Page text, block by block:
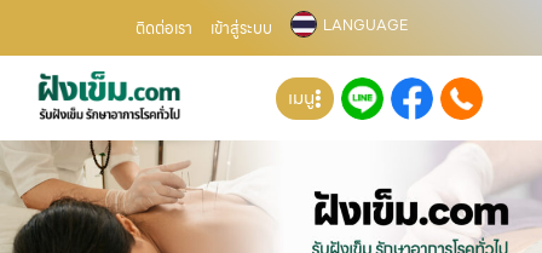
ติดต่อเรา เข้าสู่ระบบ LANGUAGE
เมนู